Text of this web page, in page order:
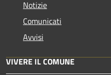
Notizie
Comunicati
Avvisi
VIVERE IL COMUNE